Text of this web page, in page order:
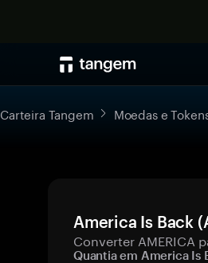
Carteira Tangem Moedas e
America Is Back
Converter AMERICA
Quantia em America Is